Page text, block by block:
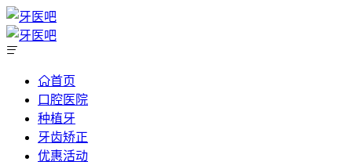
首页
口腔医院
种植牙
牙齿矫正
优惠活动